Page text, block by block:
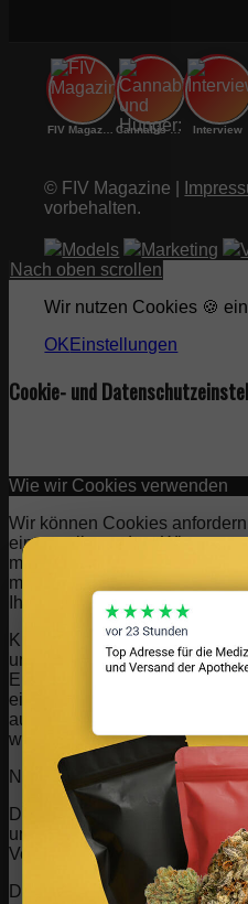
Cannabis und Hunger: Interview
© FIV Magazine |
vorbehalten.
Models Marketing
Nach oben scrollen
Wir nutzen Cookies 🍪
OK Einstellungen
Cookie- und
Wie wir Cookies verwenden
Wir können Cookies
eingestellt werden. Wir
mitzuteilen, wenn Sie unsere
mit uns interagieren, Ihre
Ihre Beziehung zu unserer
Klicken Sie auf die
um mehr zu erfahren. Sie
Einstellungen ändern.
einiger Arten von Cookies
auf unseren Websites und auf
wir anbieten können.
Notwendige Website Cookies
Diese Cookies sind
unserer Webseite
Verfügung zu stellen.
Da diese Cookies für die auf